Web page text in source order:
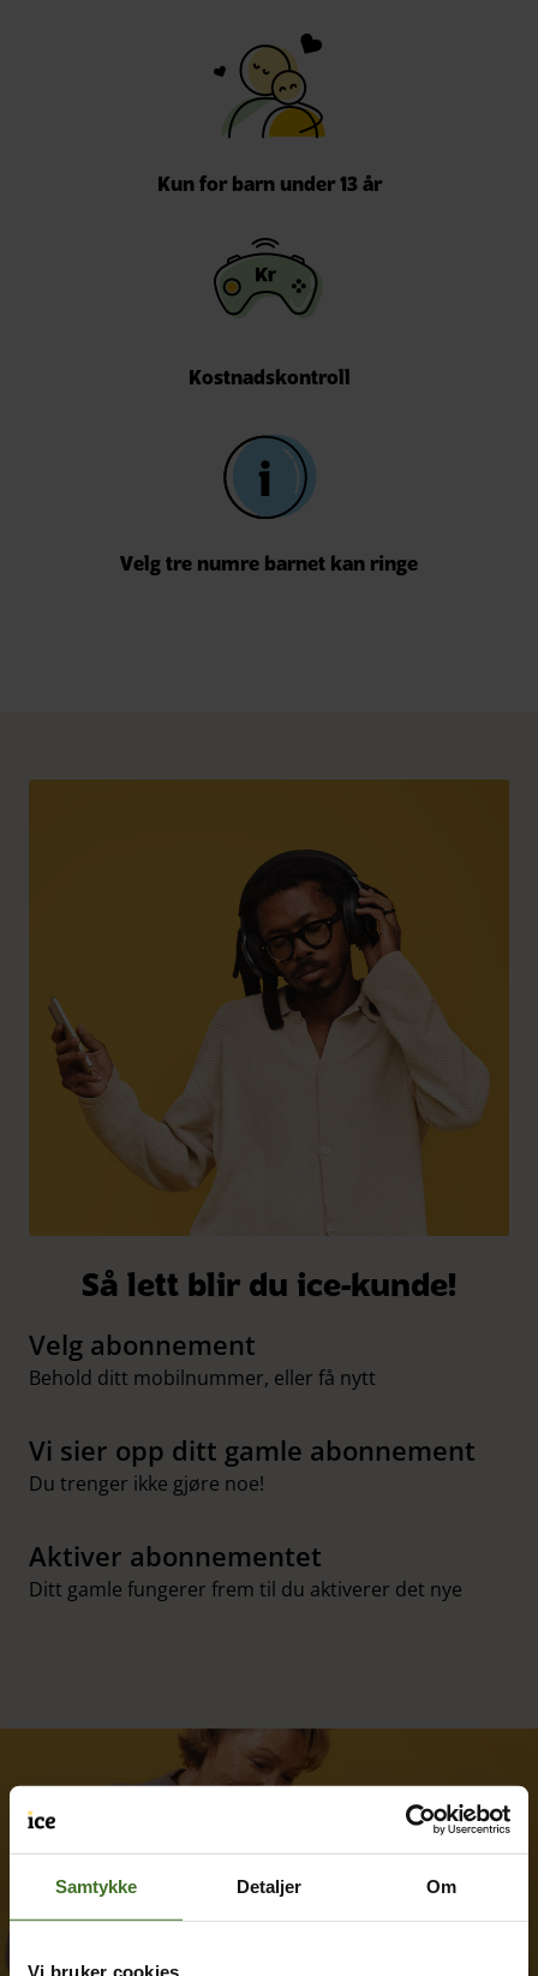
Samtykke Detaljer Om
Vi bruker cookies
Kun for barn under 13 år
Kostnadskontroll
Velg tre numre barnet kan ringe
Så lett blir du ice-kunde!
Velg abonnement
Behold ditt mobilnummer, eller få nytt
Vi sier opp ditt gamle abonnement
Du trenger ikke gjøre noe!
Aktiver abonnementet
Ditt gamle fungerer frem til du aktiverer det nye